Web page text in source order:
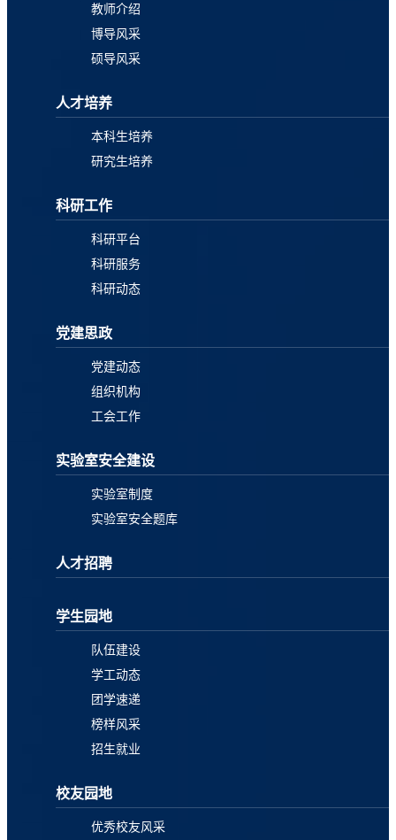
教师介绍
博导风采
硕导风采
人才培养
本科生培养
研究生培养
科研工作
科研平台
科研服务
科研动态
党建思政
党建动态
组织机构
工会工作
实验室安全建设
实验室制度
实验室安全题库
人才招聘
学生园地
队伍建设
学工动态
团学速递
榜样风采
招生就业
校友园地
优秀校友风采